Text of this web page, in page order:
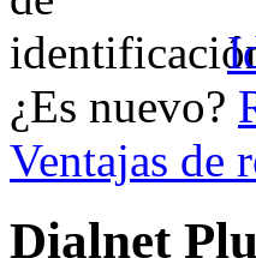
¿Es nuevo?
Ventajas de
Dialnet